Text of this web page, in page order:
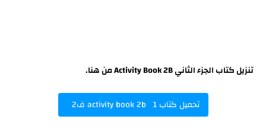
تنزيل كتاب الجزء الثاني Activity Book 2B من هنا.
تحميل كتاب activity book 2b 1 ف2